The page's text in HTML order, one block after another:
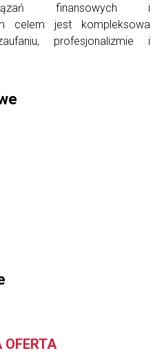
finansowych i
celem jest kompleksowa
profesjonalizmie i